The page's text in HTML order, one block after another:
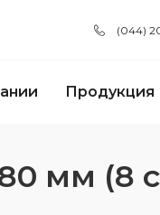
(044)
Продукция
мм (8